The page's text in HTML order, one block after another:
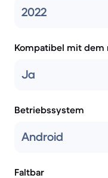
2022
Kompatibel mit dem
Ja
Betriebssystem
Android
Faltbar